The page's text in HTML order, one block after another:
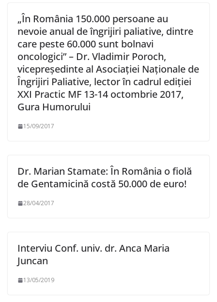
„În România 150.000 persoane au
nevoie anual de îngrijiri paliative, dintre
care peste 60.000 sunt bolnavi
oncologici” – Dr. Vladimir Poroch,
vicepreședinte al Asociației Naționale de
Îngrijiri Paliative, lector în cadrul ediției
XXI Practic MF 13-14 octombrie 2017,
Gura Humorului
15/09/2017
Dr. Marian Stamate: În România o fiolă
de Gentamicină costă 50.000 de euro!
28/04/2017
Interviu Conf. univ. dr. Anca Maria
Juncan
13/05/2019